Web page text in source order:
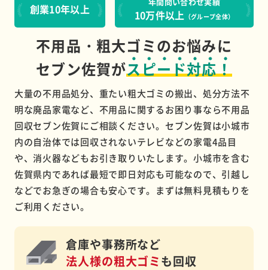
創業10年以上 10万件以上 （グループ全体）
不用品・粗大ゴミのお悩みに
セブン佐賀がスピード対応！
大量の不用品処分、重たい粗大ゴミの搬出、処分方法不
明な廃品家電など、不用品に関するお困り事なら不用品
回収セブン佐賀にご相談ください。セブン佐賀は小城市
内の自治体では回収されないテレビなどの家電4品目
や、消火器などもお引き取りいたします。小城市を含む
佐賀県内であれば最短で即日対応も可能なので、引越し
などでお急ぎの場合も安心です。まずは無料見積もりを
ご利用ください。
倉庫や事務所など
法人様の粗大ゴミも回収